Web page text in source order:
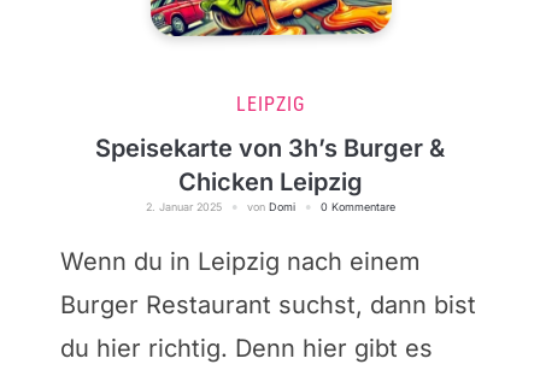
LEIPZIG
Speisekarte von 3h’s Burger &
Chicken Leipzig
2. Januar 2025 von Domi 0 Kommentare
Wenn du in Leipzig nach einem
Burger Restaurant suchst, dann bist
du hier richtig. Denn hier gibt es